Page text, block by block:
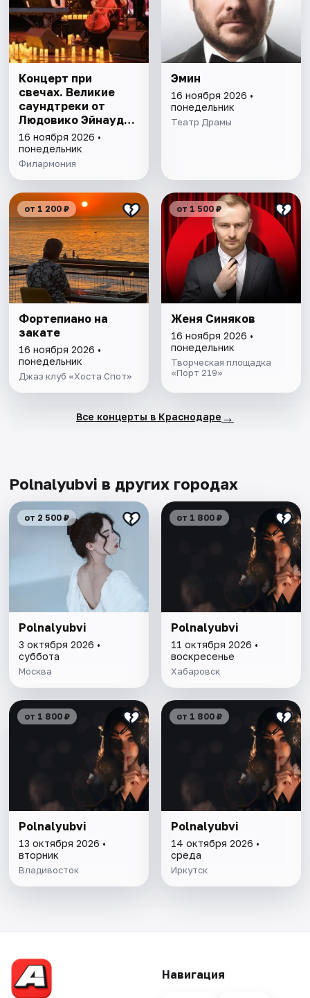
Концерт при
свечах. Великие
саундтреки от
Людовико Эйнауди
до Marvel и другие.
16 ноября 2026 •
понедельник
Филармония
Эмин
16 ноября 2026 •
понедельник
Театр Драмы
от 1 200 ₽
Фортепиано на
закате
16 ноября 2026 •
понедельник
Джаз клуб «Хоста Спот»
от 1 500 ₽
Женя Синяков
16 ноября 2026 •
понедельник
Творческая площадка
«Порт 219»
Все концерты в Краснодаре →
Polnalyubvi в других городах
от 2 500 ₽
Polnalyubvi
3 октября 2026 •
суббота
Москва
от 1 800 ₽
Polnalyubvi
11 октября 2026 •
воскресенье
Хабаровск
от 1 800 ₽
Polnalyubvi
13 октября 2026 •
вторник
Владивосток
от 1 800 ₽
Polnalyubvi
14 октября 2026 •
среда
Иркутск
Навигация